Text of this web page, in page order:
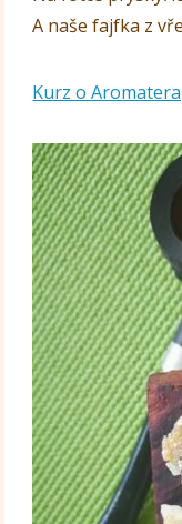
A naše fajfka z
Kurz o